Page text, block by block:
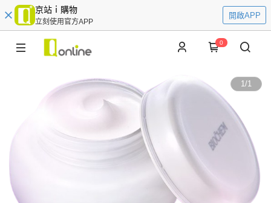
京站ｉ購物
立刻使用官方APP
開啟APP
0
1/1